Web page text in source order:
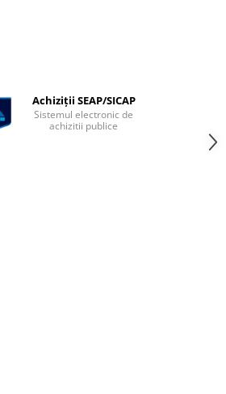
Achiziții SEAP/SICAP
Sistemul electronic de
achizitii publice